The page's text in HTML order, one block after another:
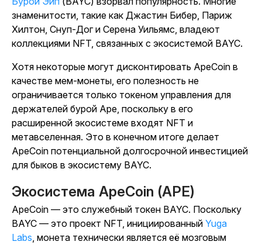
знаменитости, такие как Джастин Бибер, Париж
Хилтон, Снуп-Дог и Серена Уильямс, владеют
коллекциями NFT, связанных с экосистемой BAYC.
Хотя некоторые могут дисконтировать ApeCoin в
качестве мем-монеты, его полезность не
ограничивается только токеном управления для
держателей бурой Ape, поскольку в его
расширенной экосистеме входят NFT и
метавселенная. Это в конечном итоге делает
ApeCoin потенциальной долгосрочной инвестицией
для быков в экосистему BAYC.
Экосистема ApeCoin (APE)
ApeCoin — это служебный токен BAYC. Поскольку
BAYC — это проект NFT, инициированный Yuga
Labs, монета технически является её мозговым